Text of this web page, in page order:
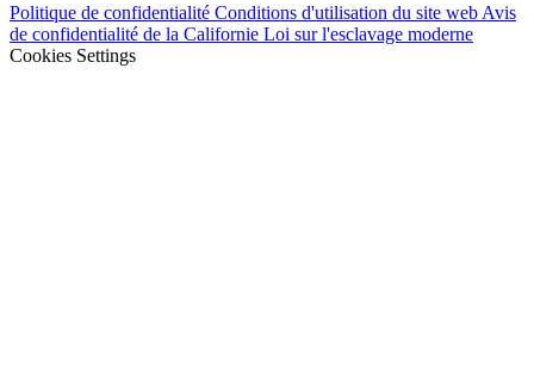
Politique de confidentialité Conditions d'utilisation du site web Avis
de confidentialité de la Californie Loi sur l'esclavage moderne
Cookies Settings